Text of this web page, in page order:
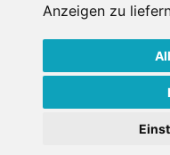
Anzeigen zu